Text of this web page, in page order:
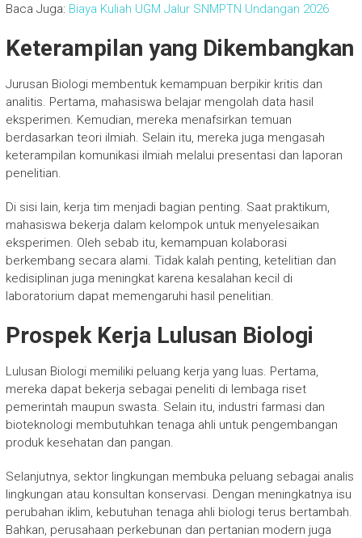
Baca Juga: Biaya Kuliah UGM Jalur SNMPTN Undangan 2026
Keterampilan yang Dikembangkan
Jurusan Biologi membentuk kemampuan berpikir kritis dan
analitis. Pertama, mahasiswa belajar mengolah data hasil
eksperimen. Kemudian, mereka menafsirkan temuan
berdasarkan teori ilmiah. Selain itu, mereka juga mengasah
keterampilan komunikasi ilmiah melalui presentasi dan laporan
penelitian.
Di sisi lain, kerja tim menjadi bagian penting. Saat praktikum,
mahasiswa bekerja dalam kelompok untuk menyelesaikan
eksperimen. Oleh sebab itu, kemampuan kolaborasi
berkembang secara alami. Tidak kalah penting, ketelitian dan
kedisiplinan juga meningkat karena kesalahan kecil di
laboratorium dapat memengaruhi hasil penelitian.
Prospek Kerja Lulusan Biologi
Lulusan Biologi memiliki peluang kerja yang luas. Pertama,
mereka dapat bekerja sebagai peneliti di lembaga riset
pemerintah maupun swasta. Selain itu, industri farmasi dan
bioteknologi membutuhkan tenaga ahli untuk pengembangan
produk kesehatan dan pangan.
Selanjutnya, sektor lingkungan membuka peluang sebagai analis
lingkungan atau konsultan konservasi. Dengan meningkatnya isu
perubahan iklim, kebutuhan tenaga ahli biologi terus bertambah.
Bahkan, perusahaan perkebunan dan pertanian modern juga